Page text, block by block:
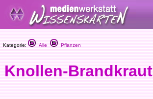
Kategorie: Alle Pflanzen
Knollen-Brandkraut